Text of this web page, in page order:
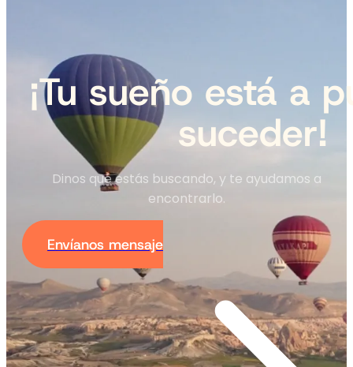
¡Tu sueño está a
suceder!
Dinos qué estás buscando, y te ayudamos a
encontrarlo.
Envíanos mensaje